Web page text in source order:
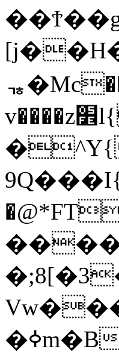
v����z׾l{�R׃B�����zV��5F���^1��ʿ^ &��it��!
�ߦm�Bb�l�}��1H��c[ N'BT��!